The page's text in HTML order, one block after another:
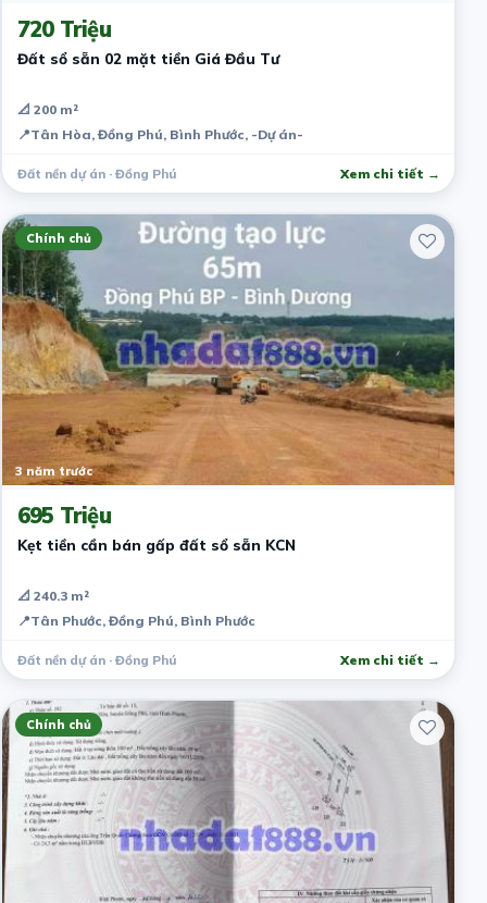
720 Triệu
Đất sổ sẵn 02 mặt tiền Giá Đầu Tư
📐 200 m²
📍Tân Hòa, Đồng Phú, Bình Phước, -Dự án-
Đất nền dự án · Đồng Phú Xem chi tiết →
Chính chủ
3 năm trước
695 Triệu
Kẹt tiền cần bán gấp đất sổ sẵn KCN
📐 240.3 m²
📍Tân Phước, Đồng Phú, Bình Phước
Đất nền dự án · Đồng Phú Xem chi tiết →
Chính chủ